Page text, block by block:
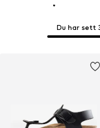
Du har sett